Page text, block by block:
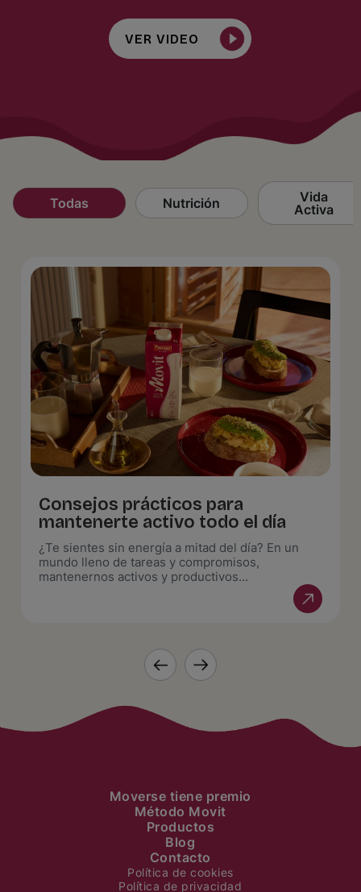
VER VIDEO
Todas Nutrición
Vida
Activa
Consejos prácticos para
mantenerte activo todo el día
¿Te sientes sin energía a mitad del día? En un
mundo lleno de tareas y compromisos,
mantenernos activos y productivos…
Moverse tiene premio
Método Movit
Productos
Blog
Contacto
Política de cookies
Política de privacidad